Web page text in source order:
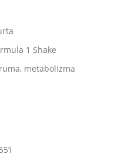
1 Shake
metabolizma